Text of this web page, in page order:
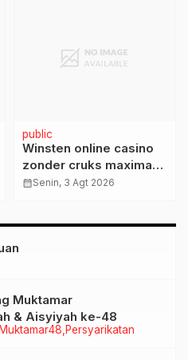
public
Winsten online casino
zonder cruks maximaal:
ontdek veilige
calendar_monthSenin, 3 Agt 2026
Persyarikatan
Muktamar
& Aisyiyah ke-48